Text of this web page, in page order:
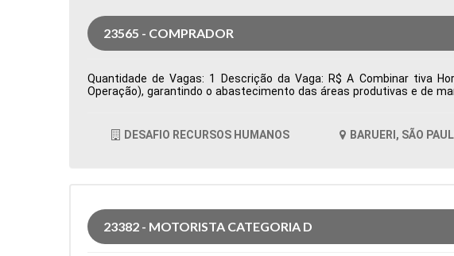
23565 - COMPRADOR
Quantidade de Vagas: 1 Descrição da Vaga: R$ A Combinar tiva
Operação), garantindo o abastecimento das áreas produtivas e de
oportunidades de otimização de custos e elabora indicadores de
Cidade: Barueri, SP, Brasil Área de Atuação: Compras Período:
DESAFIO RECURSOS HUMANOS BARUERI, SÃO
23382 - MOTORISTA CATEGORIA D